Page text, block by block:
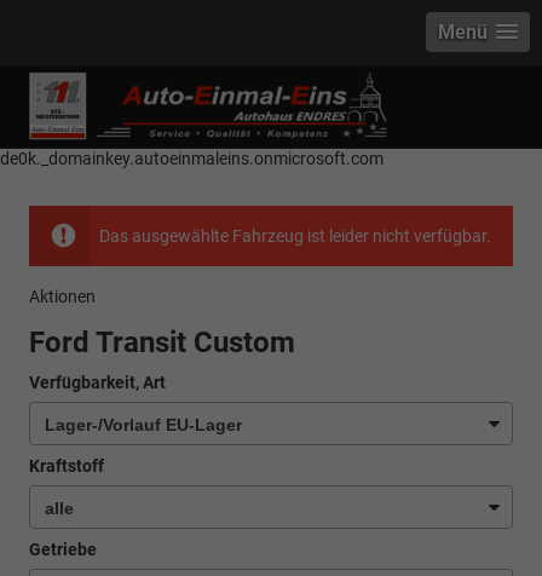
------------ Host Name : selector1._domainkey Points to address or value:
selector1-aee-de0k._domainkey.autoeinmaleins.onmicrosoft.com Host
Name : selector2._domainkey Points to address or value: selector2-aee-
de0k._domainkey.autoeinmaleins.onmicrosoft.com
Menü
Das ausgewählte Fahrzeug ist leider nicht verfügbar.
Aktionen
Ford Transit Custom
Verfügbarkeit, Art
Kraftstoff
Getriebe